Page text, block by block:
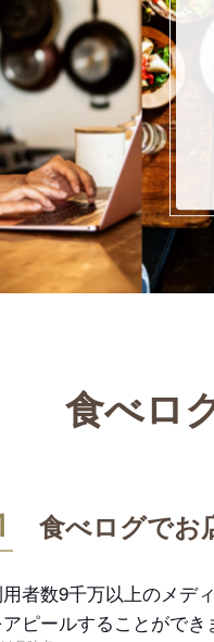
食べロ
特長1
食べログでお
用者数9千万以上のメデ
ピールすることができ